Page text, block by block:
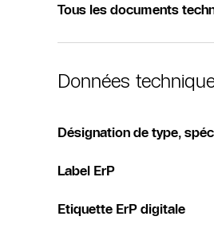
Tous les documents
Données
Désignation de type,
Label ErP
Etiquette ErP digitale